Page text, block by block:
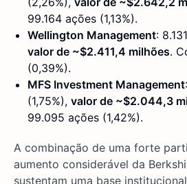
99.164 ações (1,13%).
Wellington Management:
valor de ~$2.411,4 milhões.
(0,39%).
MFS Investment Management
(1,75%), valor de ~$2.044,3
99.095 ações (1,42%).
A combinação de uma forte
aumento considerável da
sustentam uma base